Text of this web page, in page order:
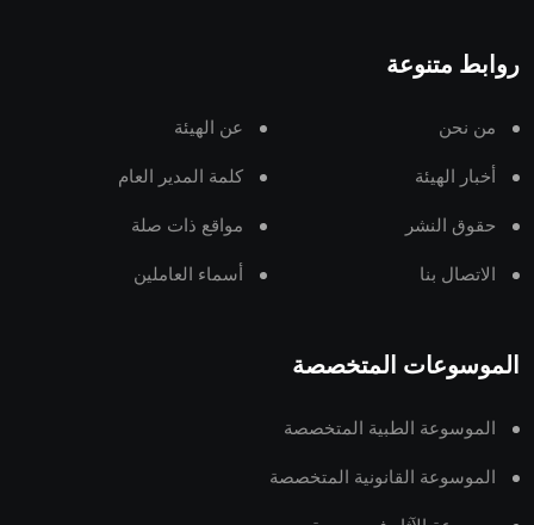
روابط متنوعة
من نحن عن الهيئة
أخبار الهيئة كلمة المدير العام
حقوق النشر مواقع ذات صلة
الاتصال بنا أسماء العاملين
الموسوعات المتخصصة
الموسوعة الطبية المتخصصة
الموسوعة القانونية المتخصصة